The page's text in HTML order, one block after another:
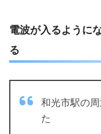
電波が入るように
る
和光市駅の
た